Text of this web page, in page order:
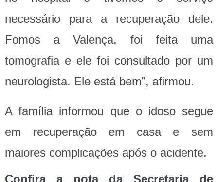
necessário para a recuperação dele.
Fomos a Valença, foi feita uma
tomografia e ele foi consultado por um
neurologista. Ele está bem”, afirmou.
A família informou que o idoso segue
em recuperação em casa e sem
maiores complicações após o acidente.
Confira a nota da Secretaria de